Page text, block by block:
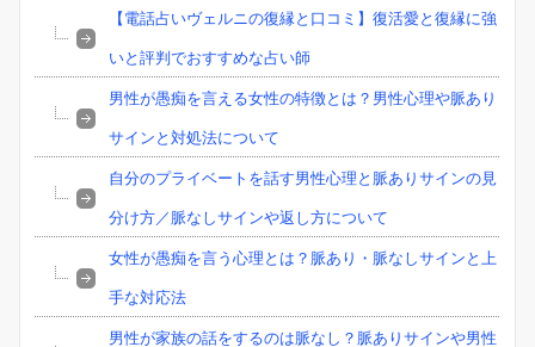
【電話占いヴェルニの復縁と口コミ】復活愛と復縁に強
いと評判でおすすめな占い師
男性が愚痴を言える女性の特徴とは？男性心理や脈あり
サインと対処法について
自分のプライベートを話す男性心理と脈ありサインの見
分け方／脈なしサインや返し方について
女性が愚痴を言う心理とは？脈あり・脈なしサインと上
手な対応法
男性が家族の話をするのは脈なし？脈ありサインや男性